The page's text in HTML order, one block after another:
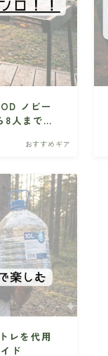
ノビー
人まで対
おすすめギア
レを代用
ド